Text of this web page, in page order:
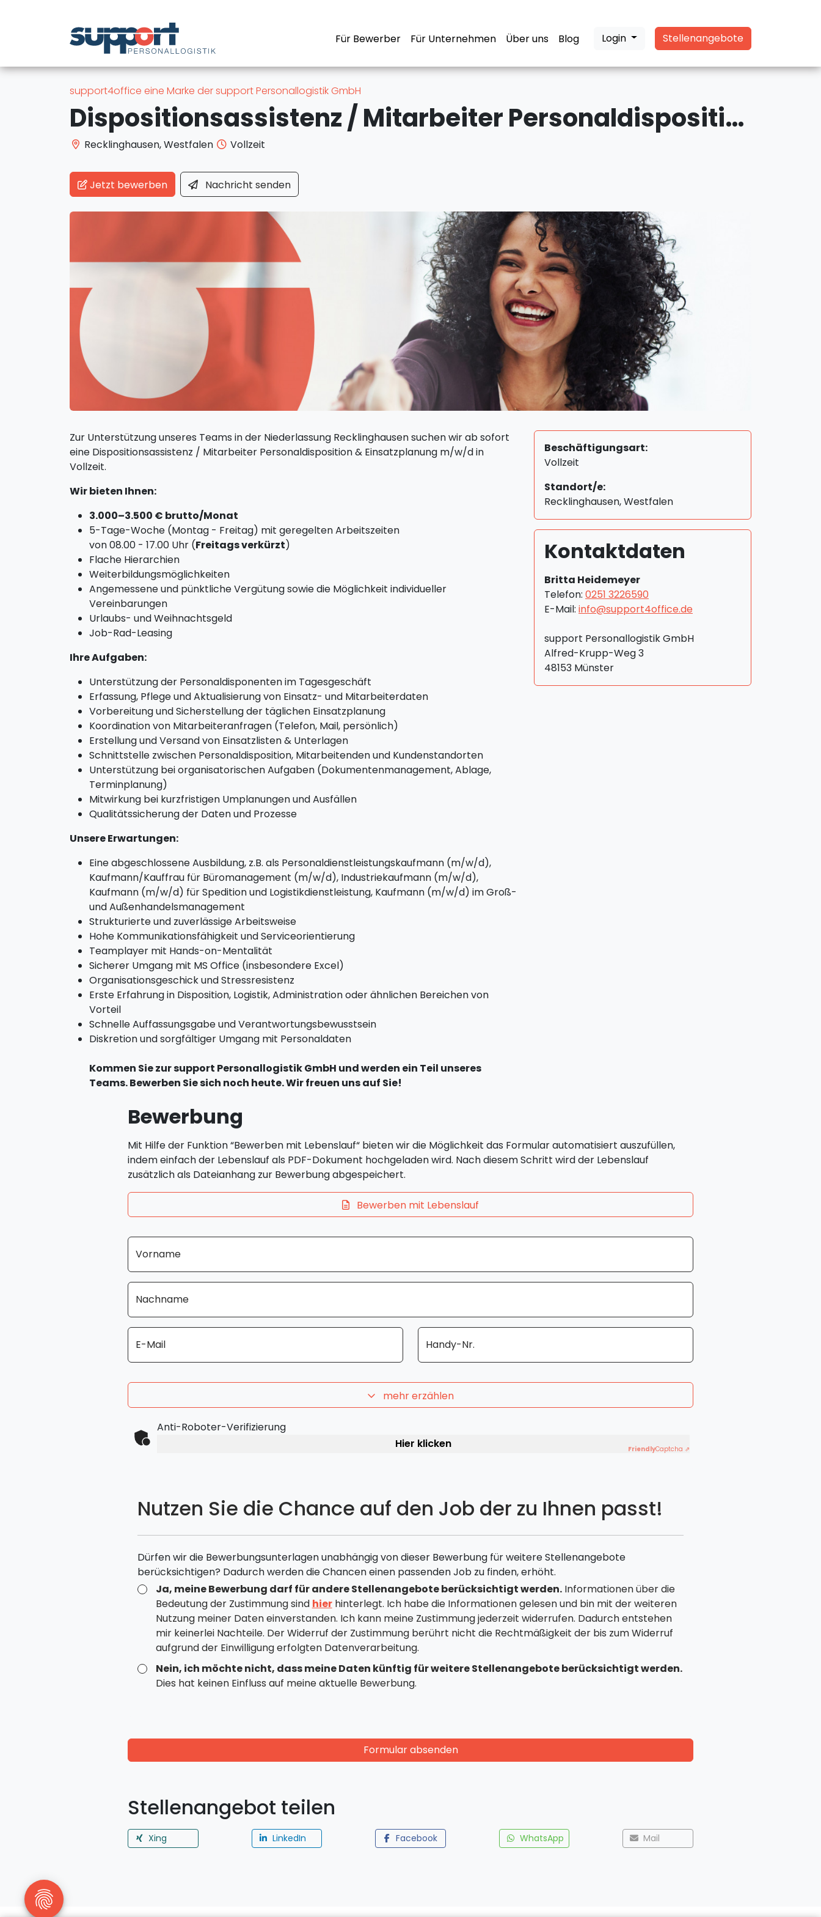
Für Bewerber Für Unternehmen Über uns Blog Login Stellenangebote
support4office eine Marke der support Personallogistik GmbH
Dispositionsassistenz / Mitarbeiter Personaldisposition & Einsatzplanung m/w/d
Recklinghausen, Westfalen Vollzeit
Jetzt bewerben Nachricht senden
Zur Unterstützung unseres Teams in der Niederlassung Recklinghausen suchen wir ab sofort
eine Dispositionsassistenz / Mitarbeiter Personaldisposition & Einsatzplanung m/w/d in
Vollzeit.
Wir bieten Ihnen:
3.000–3.500 € brutto/Monat
5-Tage-Woche (Montag - Freitag) mit geregelten Arbeitszeiten
von 08.00 - 17.00 Uhr (Freitags verkürzt)
Flache Hierarchien
Weiterbildungsmöglichkeiten
Angemessene und pünktliche Vergütung sowie die Möglichkeit individueller
Vereinbarungen
Urlaubs- und Weihnachtsgeld
Job-Rad-Leasing
Ihre Aufgaben:
Unterstützung der Personaldisponenten im Tagesgeschäft
Erfassung, Pflege und Aktualisierung von Einsatz- und Mitarbeiterdaten
Vorbereitung und Sicherstellung der täglichen Einsatzplanung
Koordination von Mitarbeiteranfragen (Telefon, Mail, persönlich)
Erstellung und Versand von Einsatzlisten & Unterlagen
Schnittstelle zwischen Personaldisposition, Mitarbeitenden und Kundenstandorten
Unterstützung bei organisatorischen Aufgaben (Dokumentenmanagement, Ablage,
Terminplanung)
Mitwirkung bei kurzfristigen Umplanungen und Ausfällen
Qualitätssicherung der Daten und Prozesse
Unsere Erwartungen:
Eine abgeschlossene Ausbildung, z.B. als Personaldienstleistungskaufmann (m/w/d),
Kaufmann/Kauffrau für Büromanagement (m/w/d), Industriekaufmann (m/w/d),
Kaufmann (m/w/d) für Spedition und Logistikdienstleistung, Kaufmann (m/w/d) im Groß-
und Außenhandelsmanagement
Strukturierte und zuverlässige Arbeitsweise
Hohe Kommunikationsfähigkeit und Serviceorientierung
Teamplayer mit Hands-on-Mentalität
Sicherer Umgang mit MS Office (insbesondere Excel)
Organisationsgeschick und Stressresistenz
Erste Erfahrung in Disposition, Logistik, Administration oder ähnlichen Bereichen von
Vorteil
Schnelle Auffassungsgabe und Verantwortungsbewusstsein
Diskretion und sorgfältiger Umgang mit Personaldaten
Kommen Sie zur support Personallogistik GmbH und werden ein Teil unseres
Teams. Bewerben Sie sich noch heute. Wir freuen uns auf Sie!
Beschäftigungsart:
Vollzeit
Standort/e:
Recklinghausen, Westfalen
Kontaktdaten
Britta Heidemeyer
Telefon: 0251 3226590
E-Mail: info@support4office.de
support Personallogistik GmbH
Alfred-Krupp-Weg 3
48153 Münster
Bewerbung
Mit Hilfe der Funktion “Bewerben mit Lebenslauf“ bieten wir die Möglichkeit das Formular automatisiert auszufüllen,
indem einfach der Lebenslauf als PDF-Dokument hochgeladen wird. Nach diesem Schritt wird der Lebenslauf
zusätzlich als Dateianhang zur Bewerbung abgespeichert.
Bewerben mit Lebenslauf
Vorname
Nachname
E-Mail Handy-Nr.
mehr erzählen
Anti-Roboter-Verifizierung
Hier klicken
FriendlyCaptcha ⇗
Nutzen Sie die Chance auf den Job der zu Ihnen passt!
Dürfen wir die Bewerbungsunterlagen unabhängig von dieser Bewerbung für weitere Stellenangebote
berücksichtigen? Dadurch werden die Chancen einen passenden Job zu finden, erhöht.
Ja, meine Bewerbung darf für andere Stellenangebote berücksichtigt werden.Informationen über die
Bedeutung der Zustimmung sind hierhinterlegt. Ich habe die Informationen gelesen und bin mit der weiteren
Nutzung meiner Daten einverstanden. Ich kann meine Zustimmung jederzeit widerrufen. Dadurch entstehen
mir keinerlei Nachteile. Der Widerruf der Zustimmung berührt nicht die Rechtmäßigkeit der bis zum Widerruf
aufgrund der Einwilligung erfolgten Datenverarbeitung.
Nein, ich möchte nicht, dass meine Daten künftig für weitere Stellenangebote berücksichtigt werden.
Dies hat keinen Einfluss auf meine aktuelle Bewerbung.
Formular absenden
Stellenangebot teilen
Xing LinkedIn Facebook WhatsApp Mail